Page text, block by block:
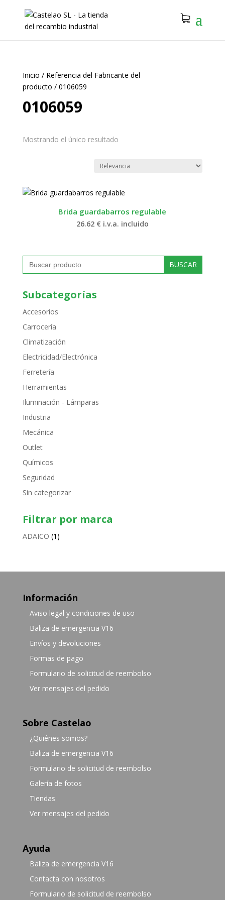
Inicio / Referencia del Fabricante del
producto / 0106059
0106059
Mostrando el único resultado
Brida guardabarros regulable
26.62 € i.v.a. incluido
Buscar:
Subcategorías
Accesorios
Carrocería
Climatización
Electricidad/Electrónica
Ferretería
Herramientas
Iluminación - Lámparas
Industria
Mecánica
Outlet
Químicos
Seguridad
Sin categorizar
Filtrar por marca
ADAICO (1)
Información
Aviso legal y condiciones de uso
Baliza de emergencia V16
Envíos y devoluciones
Formas de pago
Formulario de solicitud de reembolso
Ver mensajes del pedido
Sobre Castelao
¿Quiénes somos?
Baliza de emergencia V16
Formulario de solicitud de reembolso
Galería de fotos
Tiendas
Ver mensajes del pedido
Ayuda
Baliza de emergencia V16
Contacta con nosotros
Formulario de solicitud de reembolso